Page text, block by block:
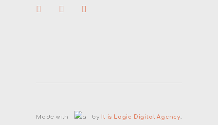
Made with by It is Logic Digital Agency.